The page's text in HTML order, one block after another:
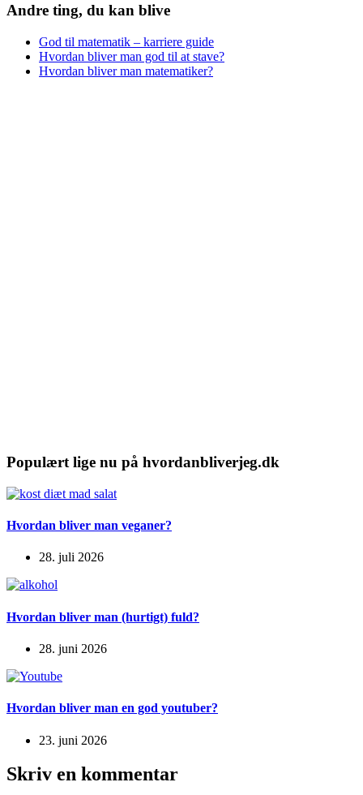
Andre ting, du kan blive
God til matematik – karriere guide
Hvordan bliver man god til at stave?
Hvordan bliver man matematiker?
Populært lige nu på hvordanbliverjeg.dk
Hvordan bliver man veganer?
28. juli 2026
Hvordan bliver man (hurtigt) fuld?
28. juni 2026
Hvordan bliver man en god youtuber?
23. juni 2026
Skriv en kommentar